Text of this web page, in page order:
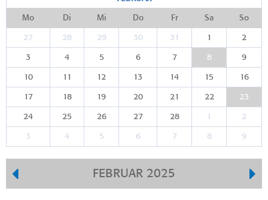
Mo Di Mi Do Fr Sa So
27 28 29 30 31 1 2
3 4 5 6 7 8 9
10 11 12 13 14 15 16
17 18 19 20 21 22 23
24 25 26 27 28 1 2
3 4 5 6 7 8 9
FEBRUAR 2025